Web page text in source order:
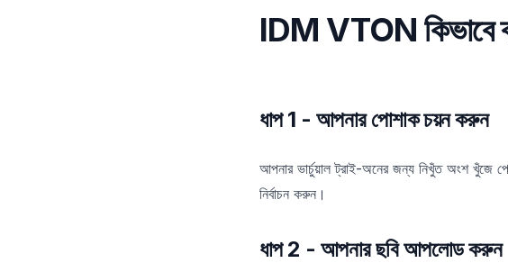
IDM VTON কিভাবে
ধাপ 1 - আপনার পোশাক চয়ন করুন
আপনার ভার্চুয়াল ট্রাই-অনের জন্য নিখুঁত অংশ খুঁজে
নির্বাচন করুন।
ধাপ 2 - আপনার ছবি আপলোড করুন